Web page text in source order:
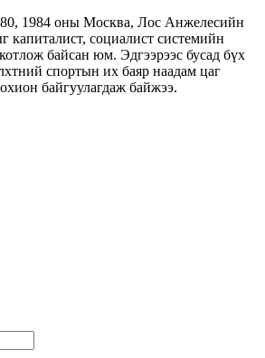
1984 оны Москва, Лос Анжелесийн
капиталист, социалист системийн
байсан юм. Эдгээрээс бусад бүх
спортын их баяр наадам цаг
байгуулагдаж байжээ.